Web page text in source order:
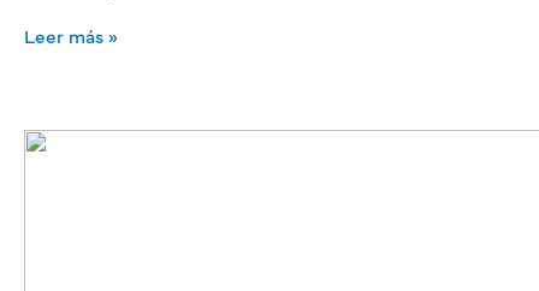
Leer más »